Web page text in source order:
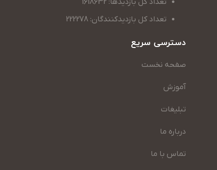
تعداد کل بازدیدکنندگان: 222278
دسترسی سریع
صفحه نخست
آموزش
تبلیغات
درباره ما
تماس با ما